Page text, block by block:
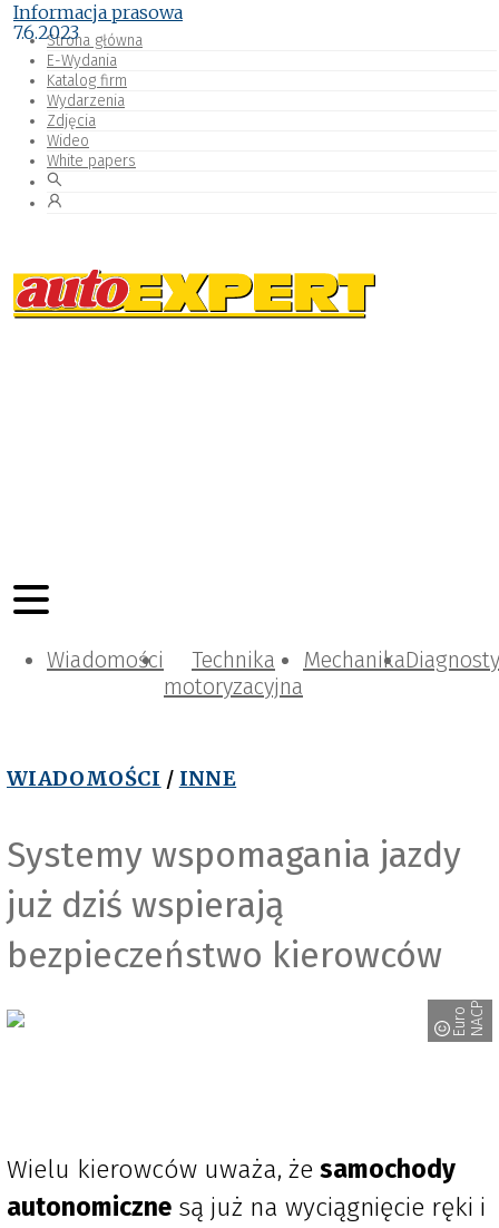
Strona główna
E-Wydania
Katalog firm
Wydarzenia
Zdjęcia
Wideo
White papers
Wiadomości
Technika
motoryzacyjna
Mechanika
WIADOMOŚCI / INNE
Systemy wspomagania jazdy
już dziś wspierają
bezpieczeństwo kierowców
E
u
r
o
N
A
C P
Informacja prasowa
7.6.2023
Wielu kierowców uważa, że samochody
autonomiczne są już na wyciągnięcie ręki i